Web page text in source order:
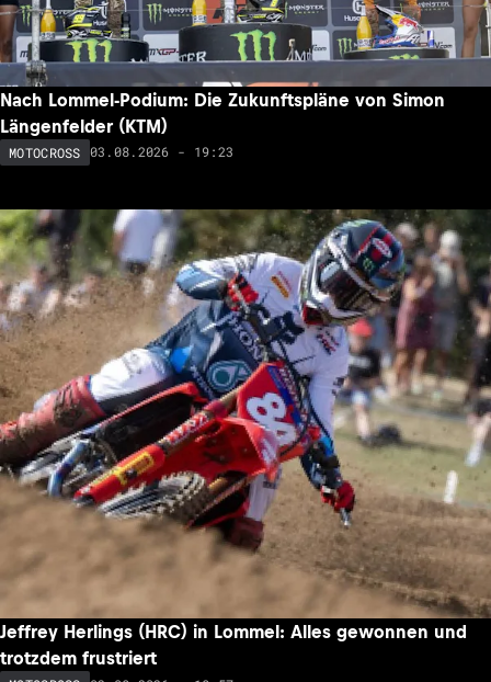
Nach Lommel-Podium: Die Zukunftspläne von Simon
Längenfelder (KTM)
MOTOCROSS 03.08.2026 - 19:23
Jeffrey Herlings (HRC) in Lommel: Alles gewonnen und
trotzdem frustriert